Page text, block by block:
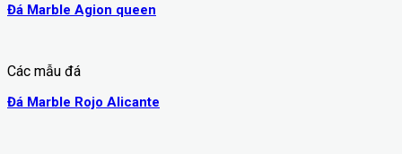
Đá Marble Agion queen
Các mẫu đá
Đá Marble Rojo Alicante